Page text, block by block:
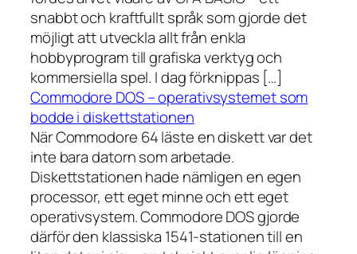
snabbt och kraftfullt språk som gjorde det
möjligt att utveckla allt från enkla
hobbyprogram till grafiska verktyg och
kommersiella spel. I dag förknippas […]
Commodore DOS – operativsystemet som
bodde i diskettstationen
När Commodore 64 läste en diskett var det
inte bara datorn som arbetade.
Diskettstationen hade nämligen en egen
processor, ett eget minne och ett eget
operativsystem. Commodore DOS gjorde
därför den klassiska 1541-stationen till en